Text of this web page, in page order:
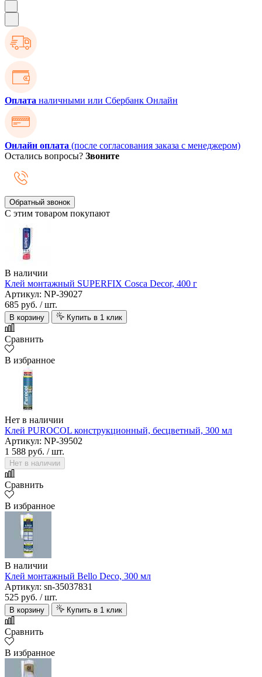
Оплата наличными или Сбербанк Онлайн
Онлайн оплата (после согласования заказа с менеджером)
Остались вопросы? Звоните
Обратный звонок
С этим товаром покупают
В наличии
Клей монтажный SUPERFIX Cosca Decor, 400 г
Артикул: NP-39027
685 руб. / шт.
В корзину Купить в 1 клик
Сравнить
В избранное
Нет в наличии
Клей PUROCOL конструкционный, бесцветный, 300 мл
Артикул: NP-39502
1 588 руб. / шт.
Нет в наличии
Сравнить
В избранное
В наличии
Клей монтажный Bello Deco, 300 мл
Артикул: sn-35037831
525 руб. / шт.
В корзину Купить в 1 клик
Сравнить
В избранное